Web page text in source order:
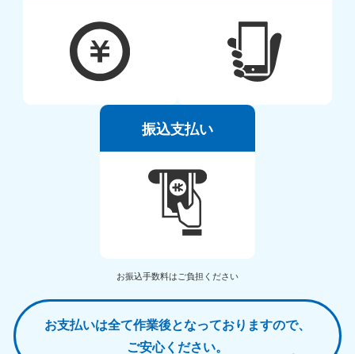
振込支払い
お振込手数料はご負担ください
お支払いは全て作業後となっておりますので、
ご安心ください。